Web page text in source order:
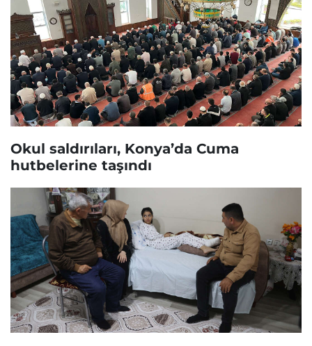
Okul saldırıları, Konya’da Cuma
hutbelerine taşındı